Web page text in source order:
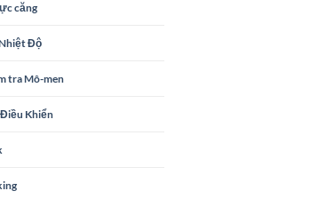
căng
Độ
tra Mô-men
Khiển